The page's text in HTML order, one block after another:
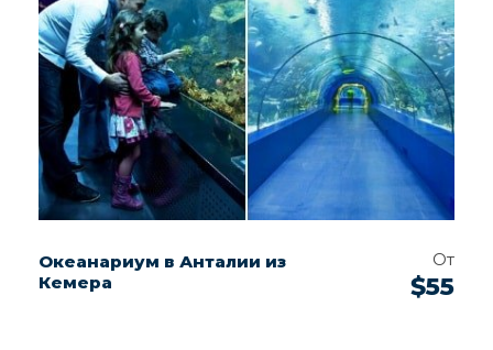
Океанариум в Анталии из
Кемера
От
$55